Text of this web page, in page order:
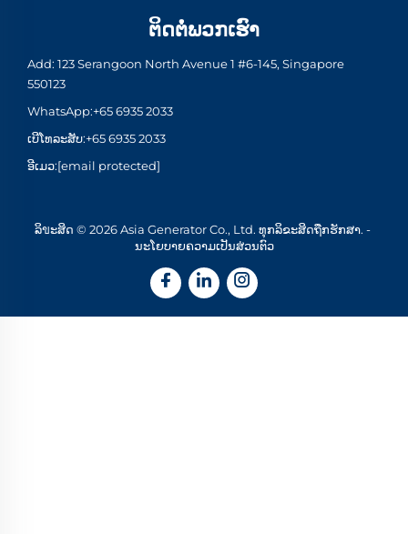
ຕິດຕໍ່ພວກເຮົາ
Add: 123 Serangoon North Avenue 1 #6-145, Singapore
550123
WhatsApp:+65 6935 2033
ເບີໂທລະສັບ:+65 6935 2033
ອີເມວ:[email protected]
ລິขະສິດ © 2026 Asia Generator Co., Ltd. ທຸກລິຂະສິດຖືກຮັກສາ. -
ນະໂຍບາຍຄວາມເປັນສ່ວນຕົວ